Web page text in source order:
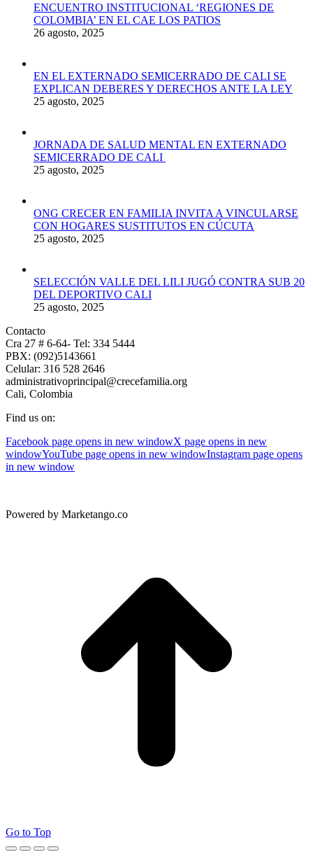
ENCUENTRO INSTITUCIONAL ‘REGIONES DE
COLOMBIA’ EN EL CAE LOS PATIOS
26 agosto, 2025
EN EL EXTERNADO SEMICERRADO DE CALI SE
EXPLICAN DEBERES Y DERECHOS ANTE LA LEY
25 agosto, 2025
JORNADA DE SALUD MENTAL EN EXTERNADO
SEMICERRADO DE CALI
25 agosto, 2025
ONG CRECER EN FAMILIA INVITA A VINCULARSE
CON HOGARES SUSTITUTOS EN CÚCUTA
25 agosto, 2025
SELECCIÓN VALLE DEL LILI JUGÓ CONTRA SUB 20
DEL DEPORTIVO CALI
25 agosto, 2025
Contacto
Cra 27 # 6-64- Tel: 334 5444
PBX: (092)5143661
Celular: 316 528 2646
administrativoprincipal@crecefamilia.org
Cali, Colombia
Find us on:
Facebook page opens in new windowX page opens in new
windowYouTube page opens in new windowInstagram page opens
in new window
Powered by Marketango.co
Go to Top